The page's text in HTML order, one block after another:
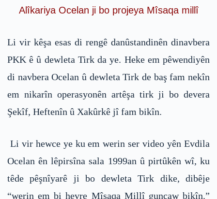
Alîkariya Ocelan ji bo projeya Mîsaqa millî
Li vir kêşa esas di rengê danûstandinên dinavbera
PKK ê û dewleta Tirk da ye. Heke em pêwendiyên
di navbera Ocelan û dewleta Tirk de baş fam nekîn
em nikarîn operasyonên artêşa tirk ji bo devera
Şekîf, Heftenîn û Xakûrkê jî fam bikîn.
Li vir hewce ye ku em werin ser video yên Evdila
Ocelan ên lêpirsîna sala 1999an û pirtûkên wî, ku
têde pêşnîyarê ji bo dewleta Tirk dike, dibêje
“werin em bi hevre Mîsaqa Millî guncaw bikîn.”